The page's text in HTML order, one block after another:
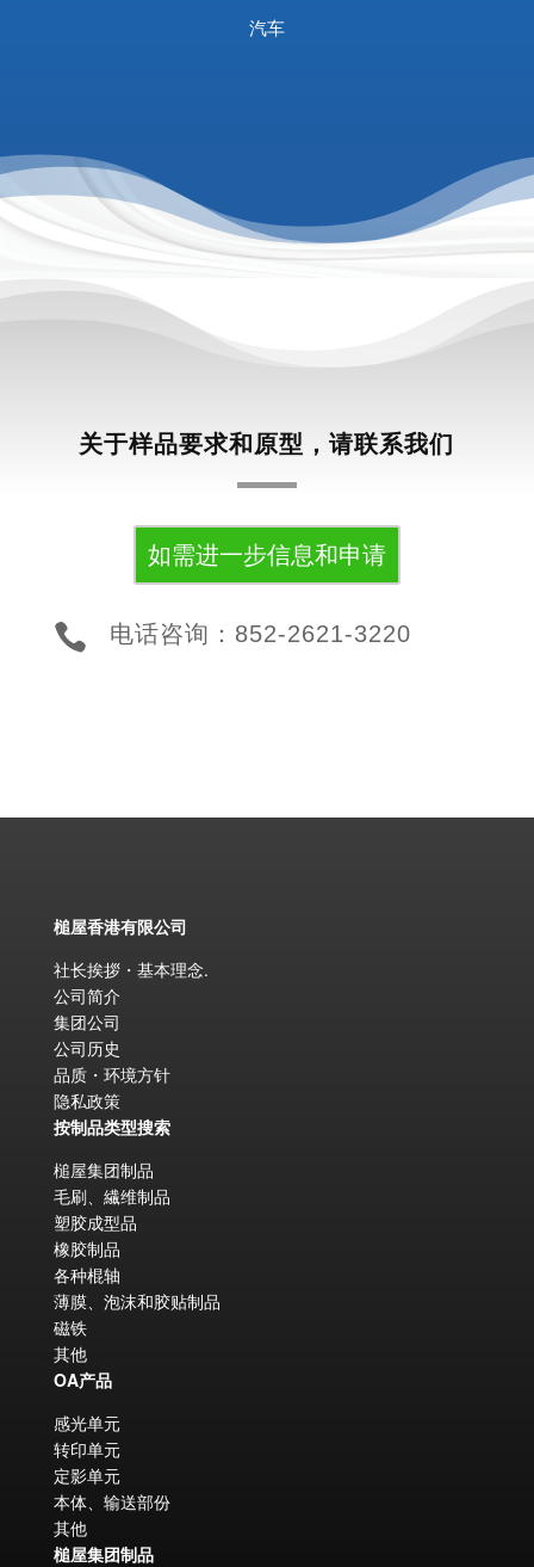
汽车
关于样品要求和原型，请联系我们
如需进一步信息和申请
 电话咨询：852-2621-3220
槌屋香港有限公司
社长挨拶・基本理念.
公司简介
集团公司
公司历史
品质・环境方针
隐私政策
按制品类型搜索
槌屋集团制品
毛刷、繊维制品
塑胶成型品
橡胶制品
各种棍轴
薄膜、泡沫和胶贴制品
磁铁
其他
OA产品
感光单元
转印单元
定影单元
本体、输送部份
其他
槌屋集团制品